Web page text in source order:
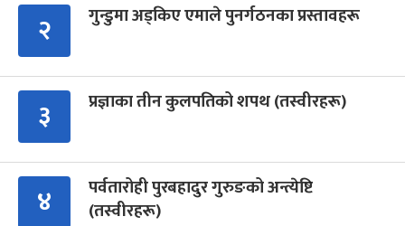
२ गुन्डुमा अड्किए एमाले पुनर्गठनका प्रस्तावहरू
३ प्रज्ञाका तीन कुलपतिको शपथ (तस्वीरहरू)
४
पर्वतारोही पुरबहादुर गुरुङको अन्त्येष्टि
(तस्वीरहरू)